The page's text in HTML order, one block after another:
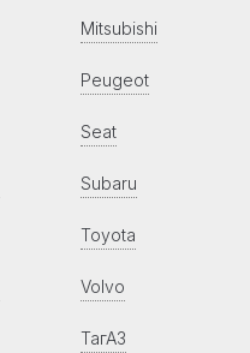
Mitsubishi
Peugeot
Seat
Subaru
Toyota
Volvo
ТагАЗ